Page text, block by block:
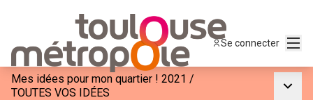
Se connecter
Mes idées pour mon quartier ! 2021 /
TOUTES VOS IDÉES